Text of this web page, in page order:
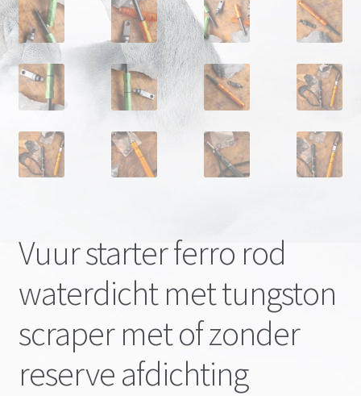
Vuur starter ferro rod
waterdicht met tungston
scraper met of zonder
reserve afdichting